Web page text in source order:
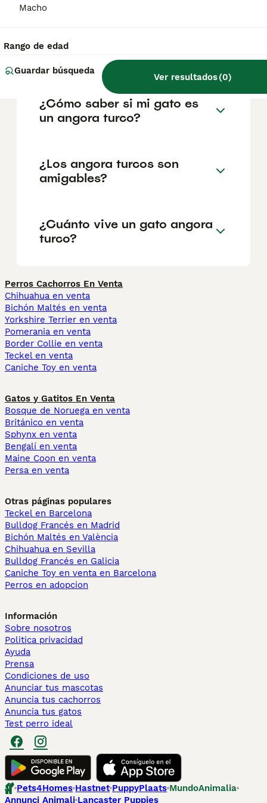
Macho
Rango de edad
Guardar búsqueda
Ver resultados(0)
criadores responsables que garanticen la
de comprometerse siempre es la mejor
¿Cómo saber si mi gato es
un angora turco?
¿Los angora turcos son
amigables?
¿Cuánto vive un gato angora
turco?
Perros Cachorros En Venta
Chihuahua en venta
Bichón Maltés en venta
Yorkshire Terrier en venta
Pomerania en venta
Border Collie en venta
Teckel en venta
Caniche Toy en venta
Gatos y Gatitos En Venta
Bosque de Noruega en venta
Británico en venta
Sphynx en venta
Bengalí en venta
Maine Coon en venta
Persa en venta
Otras páginas populares
Teckel en Barcelona
Bulldog Francés en Madrid
Bichón Maltés en València
Chihuahua en Sevilla
Bulldog Francés en Galicia
Caniche Toy en venta en Barcelona
Perros en adopcion
Información
Sobre nosotros
Politica privacidad
Ayuda
Prensa
Condiciones de uso
Anunciar tus mascotas
Anuncia tus cachorros
Anuncia tus gatos
Test perro ideal
Pets4Homes Hastnet PuppyPlaats MundoAnimalia
Annunci Animali Lancaster Puppies